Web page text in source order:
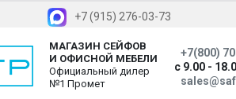
+7 (915) 276-03-73
МАГАЗИН СЕЙФОВ
И ОФИСНОЙ МЕБЕЛИ
Официальный дилер
№1 Промет
+7(800)
с 9.00 -